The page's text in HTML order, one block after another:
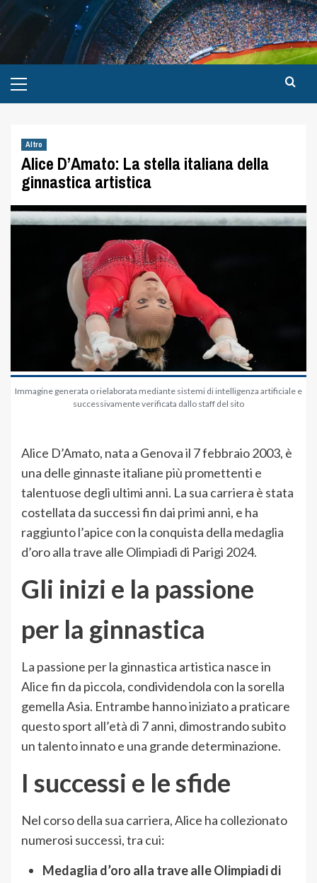
Altro
Alice D’Amato: La stella italiana della
ginnastica artistica
Immagine generata o rielaborata mediante sistemi di intelligenza artificiale e
successivamente verificata dallo staff del sito
Alice D’Amato, nata a Genova il 7 febbraio 2003, è
una delle ginnaste italiane più promettenti e
talentuose degli ultimi anni. La sua carriera è stata
costellata da successi fin dai primi anni, e ha
raggiunto l’apice con la conquista della medaglia
d’oro alla trave alle Olimpiadi di Parigi 2024.
Gli inizi e la passione
per la ginnastica
La passione per la ginnastica artistica nasce in
Alice fin da piccola, condividendola con la sorella
gemella Asia. Entrambe hanno iniziato a praticare
questo sport all’età di 7 anni, dimostrando subito
un talento innato e una grande determinazione.
I successi e le sfide
Nel corso della sua carriera, Alice ha collezionato
numerosi successi, tra cui:
Medaglia d’oro alla trave alle Olimpiadi di